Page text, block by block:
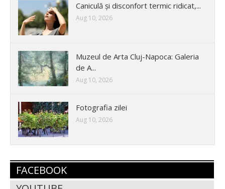
Caniculă și disconfort termic ridicat,...
Aug 10, 2026
Muzeul de Arta Cluj-Napoca: Galeria
de A...
Aug 10, 2026
Fotografia zilei
Aug 10, 2026
FACEBOOK